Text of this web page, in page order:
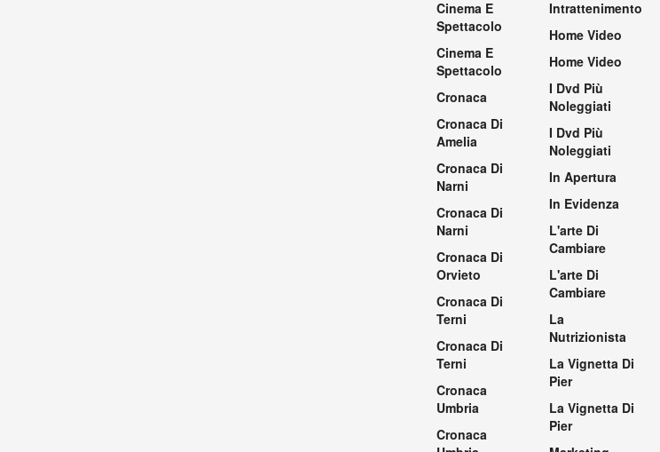
Cinema E
Spettacolo
Cinema E
Spettacolo
Cronaca
Cronaca Di
Amelia
Cronaca Di
Narni
Cronaca Di
Narni
Cronaca Di
Orvieto
Cronaca Di
Terni
Cronaca Di
Terni
Cronaca
Umbria
Cronaca
Intrattenimento
Home Video
Home Video
I Dvd Più
Noleggiati
I Dvd Più
Noleggiati
In Apertura
In Evidenza
L'arte Di
Cambiare
L'arte Di
Cambiare
La
Nutrizionista
La Vignetta Di
Pier
La Vignetta Di
Pier